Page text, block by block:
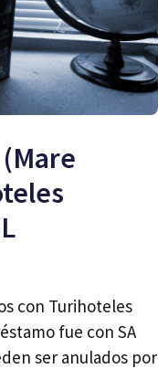
con Turihoteles
fue con SA
ser anulados por